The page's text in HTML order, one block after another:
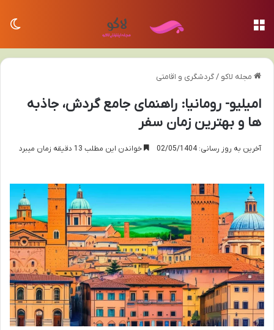
مجله لاکو /گردشگری و اقامتی
امیلیو- رومانیا: راهنمای جامع گردش، جاذبه
ها و بهترین زمان سفر
آخرین به روز رسانی: 02/05/1404 خواندن این مطلب 13 دقیقه زمان میبرد